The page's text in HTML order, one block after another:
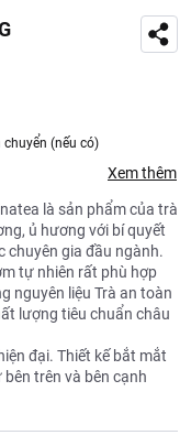
(nếu có)
Xem thêm
là sản phẩm của trà
ủ hương với bí quyết
chuyên gia đầu ngành.
tự nhiên rất phù hợp
nguyên liệu Trà an toàn
lượng tiêu chuẩn châu
đại. Thiết kế bắt mắt
trên và bên cạnh